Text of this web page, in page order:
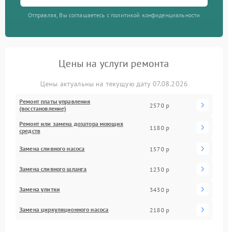
Отправляя, Вы соглашаетесь с политикой конфиденциальности
Цены на услуги ремонта
Цены актуальны на текущую дату 07.08.2026
Ремонт платы управления
(восстановление)
2570 р
Ремонт или замена дозатора моющих
средств
1180 р
Замена сливного насоса 1570 р
Замена сливного шланга 1230 р
Замена улитки 3430 р
Замена циркуляционного насоса 2180 р